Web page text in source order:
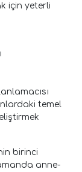
için yeterli
temel
birinci
anne-